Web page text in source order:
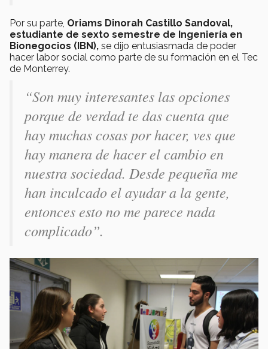
Por su parte, Oriams Dinorah Castillo Sandoval,
estudiante de sexto semestre de Ingeniería en
Bionegocios (IBN), se dijo entusiasmada de poder
hacer labor social como parte de su formación en el Tec
de Monterrey.
“Son muy interesantes las opciones
porque de verdad te das cuenta que
hay muchas cosas por hacer, ves que
hay manera de hacer el cambio en
nuestra sociedad. Desde pequeña me
han inculcado el ayudar a la gente,
entonces esto no me parece nada
complicado”.